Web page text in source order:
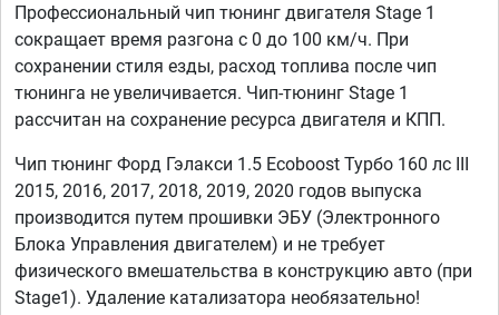
Профессиональный чип тюнинг двигателя Stage 1
сокращает время разгона с 0 до 100 км/ч. При
сохранении стиля езды, расход топлива после чип
тюнинга не увеличивается. Чип-тюнинг Stage 1
рассчитан на сохранение ресурса двигателя и КПП.
Чип тюнинг Форд Гэлакси 1.5 Ecoboost Турбо 160 лс III
2015, 2016, 2017, 2018, 2019, 2020 годов выпуска
производится путем прошивки ЭБУ (Электронного
Блока Управления двигателем) и не требует
физического вмешательства в конструкцию авто (при
Stage1). Удаление катализатора необязательно!